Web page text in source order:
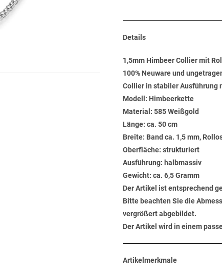
Details
1,5mm Himbeer Collier mit
100% Neuware und
Collier in stabiler Ausführung
Modell: Himbeerkette
Material: 585 Weißgold
Länge: ca. 50 cm
Breite: Band ca. 1,5 mm,
Oberfläche: strukturiert
Ausführung: halbmassiv
Gewicht: ca. 6,5 Gramm
Der Artikel ist entsprechend
Bitte beachten Sie die
vergrößert abgebildet.
Der Artikel wird in einem
Artikelmerkmale